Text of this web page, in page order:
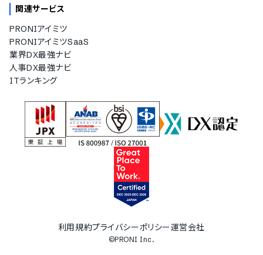
関連サービス
PRONIアイミツ
PRONIアイミツSaaS
業界DX最強ナビ
人事DX最強ナビ
ITランキング
利用規約プライバシーポリシー運営会社
©PRONI Inc.